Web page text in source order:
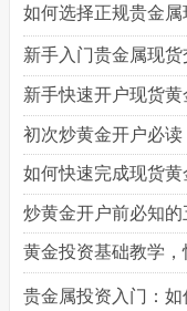
如何选择正规贵金属
新手入门贵金属现
炒黄金开户前必知
贵金属投资入门：如